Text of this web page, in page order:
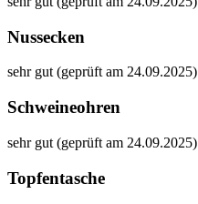
Nussecken
sehr gut (geprüft am 24.09.2025)
Schweineohren
sehr gut (geprüft am 24.09.2025)
Topfentasche